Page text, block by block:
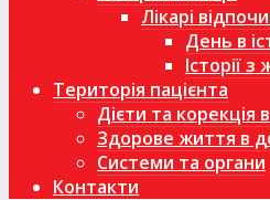
Лікарі
День в
Історії
Територія пацієнта
Дієти та корекція
Здорове життя в
Системи та органи
Контакти